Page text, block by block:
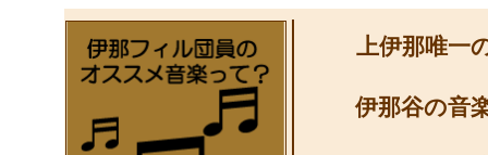
上伊那唯一
伊那谷の音